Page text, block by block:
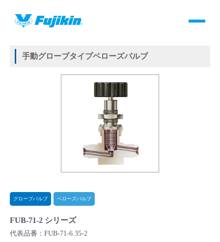
製品情報
バルブ・継手・システムを探す
製品カタログダウンロード
よくあるご質問(FAQ)・用語集
Cv値・流量計算ツール
HOME 製品情報
手動グローブタイプベローズバルブ
グローブバルブ ベローズバルブ
FUB-71-2 シリーズ
代表品番：FUB-71-6.35-2